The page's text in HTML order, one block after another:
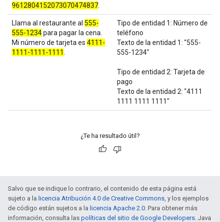
9612804152073070474837
Llama al restaurante al 555-
555-1234para pagar la cena.
Mi número de tarjeta es 4111-
1111-1111-1111
Tipo de entidad 1: Número de
teléfono
Texto de la entidad 1: "555-
555-1234"
Tipo de entidad 2: Tarjeta de
pago
Texto de la entidad 2: "4111
1111 1111 1111"
¿Te ha resultado útil?
Salvo que se indique lo contrario, el contenido de esta página está
sujeto a la licencia Atribución 4.0 de Creative Commons , y los ejemplos
de código están sujetos a la licencia Apache 2.0 . Para obtener más
información, consulta las políticas del sitio de Google Developers . Java